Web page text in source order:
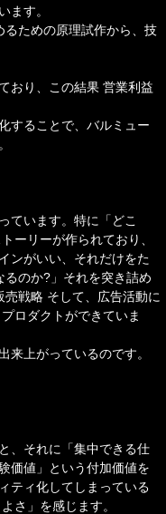
ます。
ための原理試作から、技
おり、この結果 営業利益
することで、バルミュー
ています。特に「どこ
ーリーが作られており、
ンがいい、それだけをた
のか?」それを突き詰め
戦略 そして、広告活動に
ロダクトができていま
上がっているのです。
、それに「集中できる仕
価値」という付加価値を
ティ化してしまっている
さ」を感じます。